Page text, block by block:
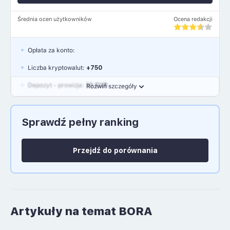
Średnia ocen użytkowników Ocena redakcji
Rozwiń szczegóły
Opłata za konto:
Liczba kryptowalut: +750
Depozyt - prowizja: 10 EUR
Język polski: NIE
Sprawdź pełny ranking
Przejdź do porównania
Artykuły na temat BORA